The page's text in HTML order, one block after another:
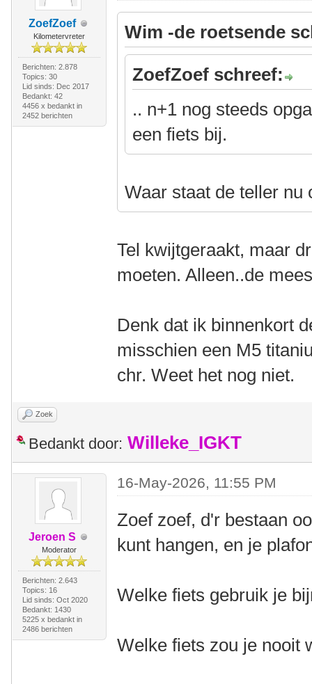
ZoefZoef
Kilometervreter
Berichten: 2.878
Topics: 30
Lid sinds: Dec 2017
Bedankt: 42
4456 x bedankt in
2452 berichten
Wim -de roetsende
ZoefZoef schreef:
.. n+1 nog steeds
een fiets bij.
Waar staat de teller
Tel kwijtgeraakt, maar
moeten. Alleen..de
Denk dat ik binnenkort
misschien een M5
chr. Weet het nog niet.
Zoek
Bedankt door: Willeke_IGKT
Jeroen S
Moderator
Berichten: 2.643
Topics: 16
Lid sinds: Oct 2020
Bedankt: 1430
5225 x bedankt in
2486 berichten
16-May-2026, 11:55 PM
Zoef zoef, d'r bestaan
kunt hangen, en je
Welke fiets gebruik je
Welke fiets zou je nooit